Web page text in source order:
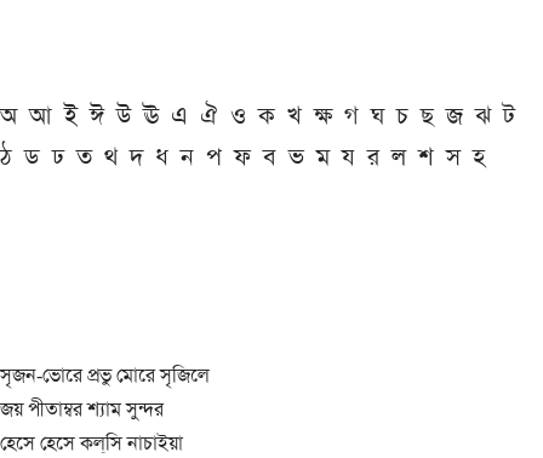
অ আ ই ঈ উ ঊ এ ঐ ও ক খ ক্ষ গ ঘ চ ছ জ ঝ ট
ঠ ড ঢ ত থ দ ধ ন প ফ ব ভ ম য র ল শ স হ
সৃজন-ভোরে প্রভু মোরে সৃজিলে
জয় পীতাম্বর শ্যাম সুন্দর
হেসে হেসে কল্‌সি নাচাইয়া